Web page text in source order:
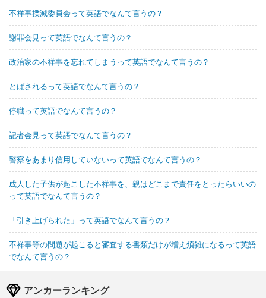
不祥事撲滅委員会って英語でなんて言うの？
謝罪会見って英語でなんて言うの？
政治家の不祥事を忘れてしまうって英語でなんて言うの？
とばされるって英語でなんて言うの？
停職って英語でなんて言うの？
記者会見って英語でなんて言うの？
警察をあまり信用していないって英語でなんて言うの？
成人した子供が起こした不祥事を、親はどこまで責任をとったらいいの
って英語でなんて言うの？
「引き上げられた」って英語でなんて言うの？
不祥事等の問題が起こると審査する書類だけが増え煩雑になるって英語
でなんて言うの？
アンカーランキング